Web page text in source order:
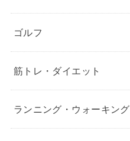
ゴルフ
筋トレ・ダイエット
ランニング・ウォーキング